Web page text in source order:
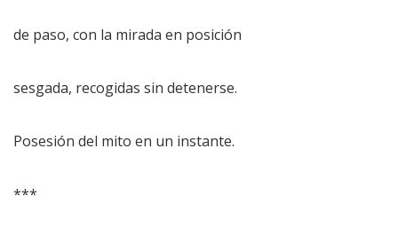
de paso, con la mirada en posición
sesgada, recogidas sin detenerse.
Posesión del mito en un instante.
***